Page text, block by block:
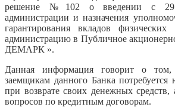
решение №102 о введении с
администрации и назначения
гарантирования вкладов
администрацию в Публичное
ДЕМАРК ».
Данная информация говорит о
заемщикам данного Банка
при возврате своих денежных
вопросов по кредитным договорам.